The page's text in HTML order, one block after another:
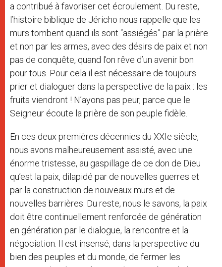
a contribué à favoriser cet écroulement. Du reste,
l’histoire biblique de Jéricho nous rappelle que les
murs tombent quand ils sont “assiégés” par la prière
et non par les armes, avec des désirs de paix et non
pas de conquête, quand l’on rêve d’un avenir bon
pour tous. Pour cela il est nécessaire de toujours
prier et dialoguer dans la perspective de la paix : les
fruits viendront ! N’ayons pas peur, parce que le
Seigneur écoute la prière de son peuple fidèle.
En ces deux premières décennies du XXIe siècle,
nous avons malheureusement assisté, avec une
énorme tristesse, au gaspillage de ce don de Dieu
qu’est la paix, dilapidé par de nouvelles guerres et
par la construction de nouveaux murs et de
nouvelles barrières. Du reste, nous le savons, la paix
doit être continuellement renforcée de génération
en génération par le dialogue, la rencontre et la
négociation. Il est insensé, dans la perspective du
bien des peuples et du monde, de fermer les